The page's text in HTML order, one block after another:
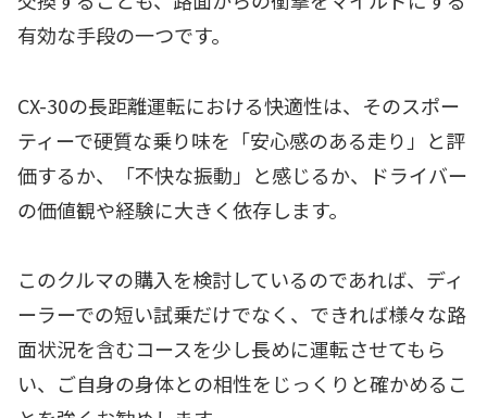
有効な手段の一つです。
CX-30の長距離運転における快適性は、そのスポー
ティーで硬質な乗り味を「安心感のある走り」と評
価するか、「不快な振動」と感じるか、ドライバー
の価値観や経験に大きく依存します。
このクルマの購入を検討しているのであれば、ディ
ーラーでの短い試乗だけでなく、できれば様々な路
面状況を含むコースを少し長めに運転させてもら
い、ご自身の身体との相性をじっくりと確かめるこ